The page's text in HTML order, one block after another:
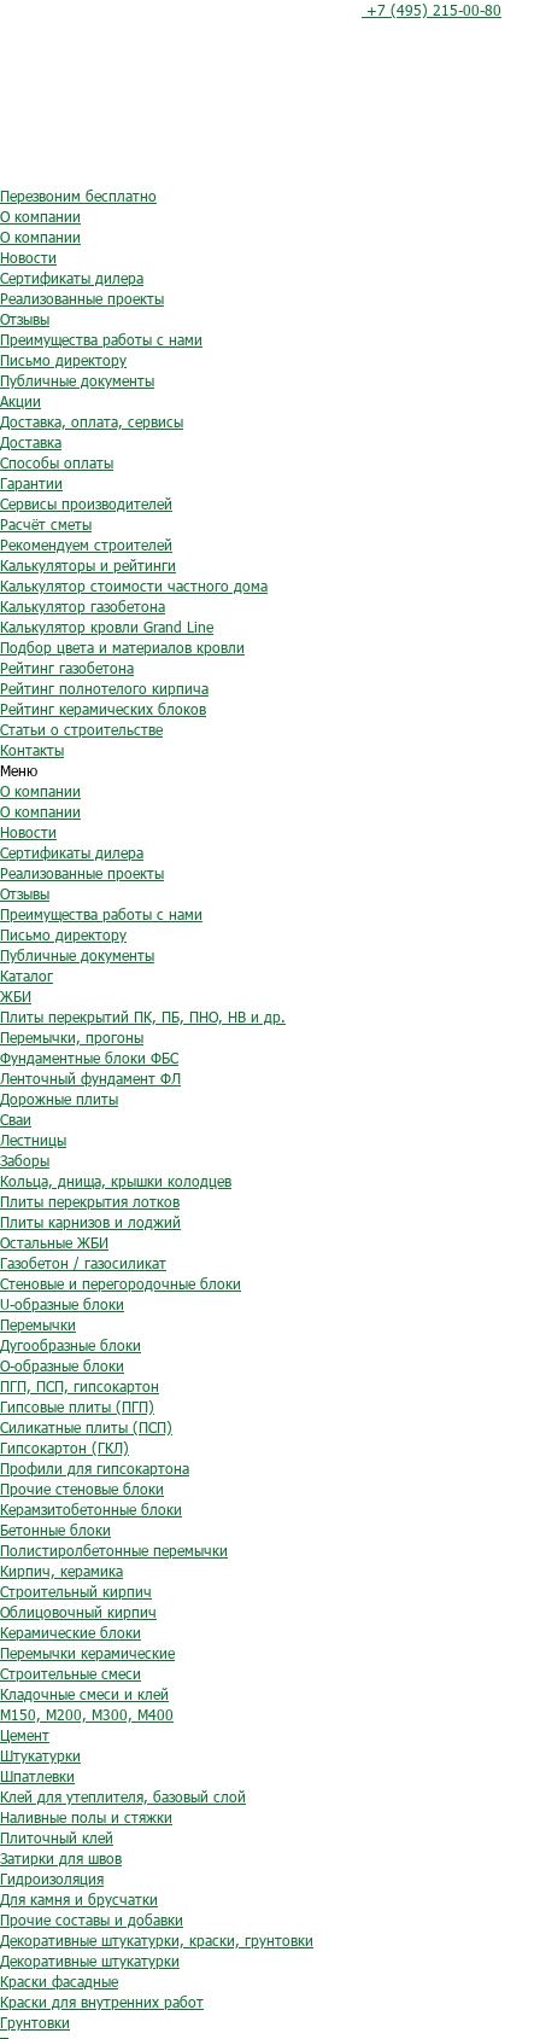
+7 (495) 215-00-80
Перезвоним бесплатно
О компании
О компании
Новости
Сертификаты дилера
Реализованные проекты
Отзывы
Преимущества работы с нами
Письмо директору
Публичные документы
Акции
Доставка, оплата, сервисы
Доставка
Способы оплаты
Гарантии
Сервисы производителей
Расчёт сметы
Рекомендуем строителей
Калькуляторы и рейтинги
Калькулятор стоимости частного дома
Калькулятор газобетона
Калькулятор кровли Grand Line
Подбор цвета и материалов кровли
Рейтинг газобетона
Рейтинг полнотелого кирпича
Рейтинг керамических блоков
Статьи о строительстве
Контакты
Меню
О компании
О компании
Новости
Сертификаты дилера
Реализованные проекты
Отзывы
Преимущества работы с нами
Письмо директору
Публичные документы
Каталог
ЖБИ
Плиты перекрытий ПК, ПБ, ПНО, НВ и др.
Перемычки, прогоны
Фундаментные блоки ФБС
Ленточный фундамент ФЛ
Дорожные плиты
Сваи
Лестницы
Заборы
Кольца, днища, крышки колодцев
Плиты перекрытия лотков
Плиты карнизов и лоджий
Остальные ЖБИ
Газобетон / газосиликат
Стеновые и перегородочные блоки
U-образные блоки
Перемычки
Дугообразные блоки
O-образные блоки
ПГП, ПСП, гипсокартон
Гипсовые плиты (ПГП)
Силикатные плиты (ПСП)
Гипсокартон (ГКЛ)
Профили для гипсокартона
Прочие стеновые блоки
Керамзитобетонные блоки
Бетонные блоки
Полистиролбетонные перемычки
Кирпич, керамика
Строительный кирпич
Облицовочный кирпич
Керамические блоки
Перемычки керамические
Строительные смеси
Кладочные смеси и клей
М150, М200, М300, М400
Цемент
Штукатурки
Шпатлевки
Клей для утеплителя, базовый слой
Наливные полы и стяжки
Плиточный клей
Затирки для швов
Гидроизоляция
Для камня и брусчатки
Прочие составы и добавки
Декоративные штукатурки, краски, грунтовки
Декоративные штукатурки
Краски фасадные
Краски для внутренних работ
Грунтовки